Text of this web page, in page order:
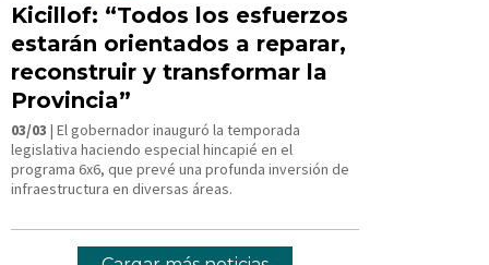
Kicillof: “Todos los esfuerzos
estarán orientados a reparar,
reconstruir y transformar la
Provincia”
03/03 | El gobernador inauguró la temporada
legislativa haciendo especial hincapié en el
programa 6x6, que prevé una profunda inversión de
infraestructura en diversas áreas.